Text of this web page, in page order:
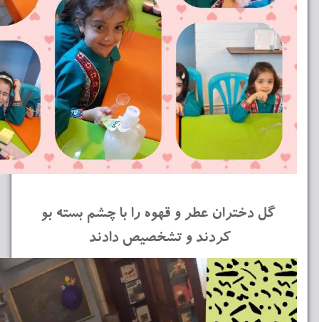
گل دختران عطر و قهوه را با چشم بسته بو
کردند و تشخصیص دادند